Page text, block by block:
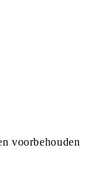
voorbehouden